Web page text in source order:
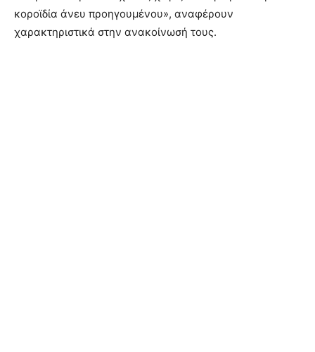
κοροϊδία άνευ προηγουμένου», αναφέρουν
χαρακτηριστικά στην ανακοίνωσή τους.